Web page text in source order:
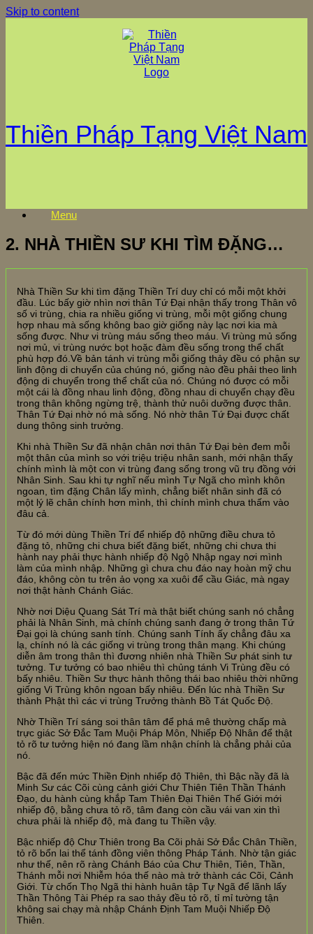
Skip to content
Thiền Pháp Tạng Việt Nam
Menu
2. NHÀ THIỀN SƯ KHI TÌM ĐẶNG…
Nhà Thiền Sư khi tìm đặng Thiền Trí duy chỉ có mỗi một khởi
đầu. Lúc bấy giờ nhìn nơi thân Tứ Đại nhận thấy trong Thân vô
số vi trùng, chia ra nhiều giống vi trùng, mỗi một giống chung
hợp nhau mà sống không bao giờ giống này lạc nơi kia mà
sống được. Như vi trùng máu sống theo máu. Vi trùng mủ sống
nơi mủ, vi trùng nước bọt hoặc đàm đều sống trong thể chất
phù hợp đó.Về bản tánh vi trùng mỗi giống thảy đều có phận sự
linh động di chuyển của chúng nó, giống nào đều phải theo linh
động di chuyển trong thể chất của nó. Chúng nó được có mỗi
một cái là đồng nhau linh động, đồng nhau di chuyển chạy đều
trong thân không ngừng trệ, thành thử nuôi dưỡng được thân.
Thân Tứ Đại nhờ nó mà sống. Nó nhờ thân Tứ Đại được chất
dung thông sinh trưởng.
Khi nhà Thiền Sư đã nhận chân nơi thân Tứ Đại bèn đem mỗi
một thân của mình so với triệu triệu nhân sanh, mới nhận thấy
chính mình là một con vi trùng đang sống trong vũ trụ đồng với
Nhân Sinh. Sau khi tự nghĩ nếu mình Tự Ngã cho mình khôn
ngoan, tìm đặng Chân lấy mình, chẳng biết nhân sinh đã có
một lý lẽ chân chính hơn mình, thì chính mình chưa thấm vào
đâu cả.
Từ đó mới dùng Thiền Trí để nhiếp độ những điều chưa tỏ
đặng tỏ, những chi chưa biết đặng biết, những chi chưa thi
hành nay phải thực hành nhiếp độ Ngộ Nhập ngay nơi mình
làm của mình nhập. Những gì chưa chu đáo nay hoàn mỹ chu
đáo, không còn tu trên ảo vọng xa xuôi để cầu Giác, mà ngay
nơi thật hành Chánh Giác.
Nhờ nơi Diệu Quang Sát Trí mà thật biết chúng sanh nó chẳng
phải là Nhân Sinh, mà chính chúng sanh đang ở trong thân Tứ
Đại gọi là chúng sanh tính. Chúng sanh Tính ấy chẳng đâu xa
lạ, chính nó là các giống vi trùng trong thân mạng. Khi chúng
diễn âm trong thân thì đương nhiên nhà Thiền Sư phát sinh tư
tưởng. Tư tưởng có bao nhiêu thì chủng tánh Vi Trùng đều có
bấy nhiêu. Thiền Sư thực hành thông thái bao nhiêu thời những
giống Vi Trùng khôn ngoan bấy nhiêu. Đến lúc nhà Thiền Sư
thành Phật thì các vi trùng Trưởng thành Bồ Tát Quốc Độ.
Nhờ Thiền Trí sáng soi thân tâm để phá mê thường chấp mà
trực giác Sở Đắc Tam Muội Pháp Môn, Nhiếp Độ Nhân để thật
tỏ rõ tư tưởng hiện nó đang lầm nhận chính là chẳng phải của
nó.
Bậc đã đến mức Thiền Định nhiếp độ Thiên, thì Bậc nầy đã là
Minh Sư các Cõi cùng cảnh giới Chư Thiên Tiên Thần Thánh
Đạo, du hành cùng khắp Tam Thiên Đại Thiên Thế Giới mới
nhiếp độ, bằng chưa tỏ rõ, tâm đang còn cầu vái van xin thì
chưa phải là nhiếp độ, mà đang tu Thiền vậy.
Bậc nhiếp độ Chư Thiên trong Ba Cõi phải Sở Đắc Chân Thiền,
tỏ rõ bổn lai thể tánh đồng viên thông Pháp Tánh. Nhờ tận giác
như thế, nên rõ ràng Chánh Báo của Chư Thiên, Tiên, Thần,
Thánh mỗi nơi Nhiễm hóa thế nào mà trở thành các Cõi, Cảnh
Giới. Từ chốn Thọ Ngã thi hành huân tập Tự Ngã để lãnh lấy
Thần Thông Tài Phép ra sao thảy đều tỏ rõ, tỉ mỉ tường tận
không sai chạy mà nhập Chánh Định Tam Muội Nhiếp Độ
Thiên.